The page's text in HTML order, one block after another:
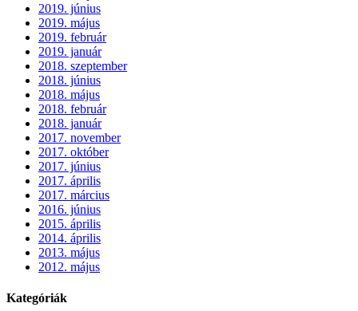
2019. június
2019. május
2019. február
2019. január
2018. szeptember
2018. június
2018. május
2018. február
2018. január
2017. november
2017. október
2017. június
2017. április
2017. március
2016. június
2015. április
2014. április
2013. május
2012. május
Kategóriák